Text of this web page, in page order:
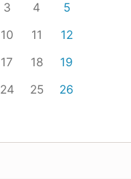
3 4
5
10 11
12
17 18
19
24 25
26